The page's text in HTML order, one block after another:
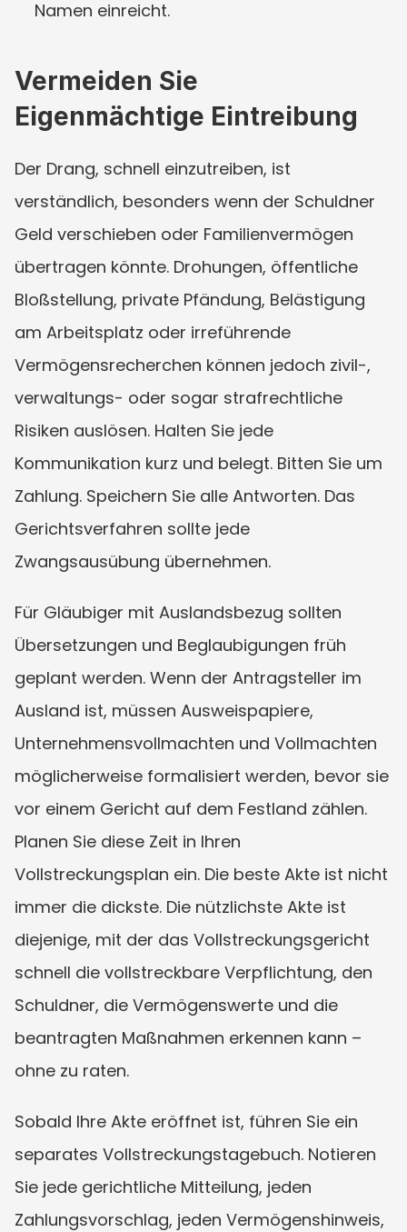
Namen einreicht.
Vermeiden Sie
Eigenmächtige Eintreibung
Der Drang, schnell einzutreiben, ist
verständlich, besonders wenn der Schuldner
Geld verschieben oder Familienvermögen
übertragen könnte. Drohungen, öffentliche
Bloßstellung, private Pfändung, Belästigung
am Arbeitsplatz oder irreführende
Vermögensrecherchen können jedoch zivil-,
verwaltungs- oder sogar strafrechtliche
Risiken auslösen. Halten Sie jede
Kommunikation kurz und belegt. Bitten Sie um
Zahlung. Speichern Sie alle Antworten. Das
Gerichtsverfahren sollte jede
Zwangsausübung übernehmen.
Für Gläubiger mit Auslandsbezug sollten
Übersetzungen und Beglaubigungen früh
geplant werden. Wenn der Antragsteller im
Ausland ist, müssen Ausweispapiere,
Unternehmensvollmachten und Vollmachten
möglicherweise formalisiert werden, bevor sie
vor einem Gericht auf dem Festland zählen.
Planen Sie diese Zeit in Ihren
Vollstreckungsplan ein. Die beste Akte ist nicht
immer die dickste. Die nützlichste Akte ist
diejenige, mit der das Vollstreckungsgericht
schnell die vollstreckbare Verpflichtung, den
Schuldner, die Vermögenswerte und die
beantragten Maßnahmen erkennen kann –
ohne zu raten.
Sobald Ihre Akte eröffnet ist, führen Sie ein
separates Vollstreckungstagebuch. Notieren
Sie jede gerichtliche Mitteilung, jeden
Zahlungsvorschlag, jeden Vermögenshinweis,